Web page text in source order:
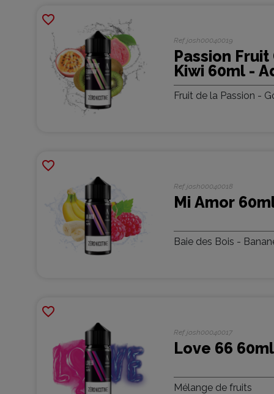
favorite_border
Ref josh00040019
Passion Fruit
Kiwi 60ml -
Fruit de la Passion -
favorite_border
Ref josh00040018
Mi Amor
Baie des Bois -
favorite_border
Ref josh00040017
Love 66
Mélange de fruits